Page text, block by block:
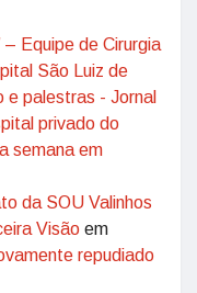
– Equipe de Cirurgia
São Luiz de
e palestras - Jornal
privado do
semana em
da SOU Valinhos
Visão em
repudiado